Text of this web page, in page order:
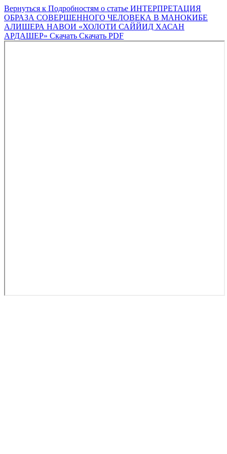
Вернуться к Подробностям о статье ИНТЕРПРЕТАЦИЯ
ОБРАЗА СОВЕРШЕННОГО ЧЕЛОВЕКА В МАНОКИБЕ
АЛИШЕРА НАВОИ «ХОЛОТИ САЙЙИД ХАСАН
АРДАШЕР» Скачать Скачать PDF